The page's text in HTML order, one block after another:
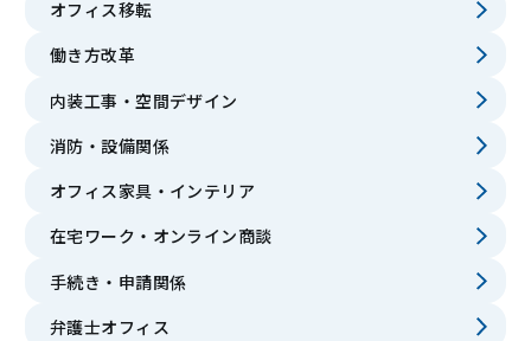
オフィス移転
働き方改革
内装工事・空間デザイン
消防・設備関係
オフィス家具・インテリア
在宅ワーク・オンライン商談
手続き・申請関係
弁護士オフィス